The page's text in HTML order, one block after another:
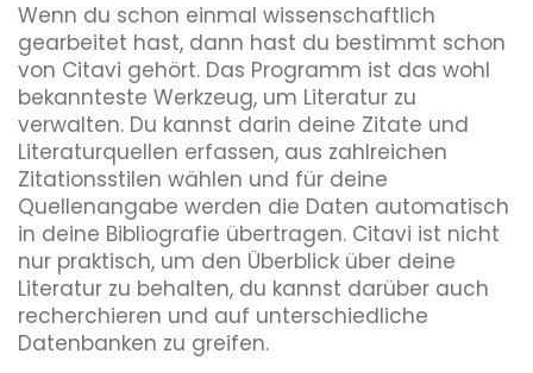
Wenn du schon einmal wissenschaftlich
gearbeitet hast, dann hast du bestimmt schon
von Citavi gehört. Das Programm ist das wohl
bekannteste Werkzeug, um Literatur zu
verwalten. Du kannst darin deine Zitate und
Literaturquellen erfassen, aus zahlreichen
Zitationsstilen wählen und für deine
Quellenangabe werden die Daten automatisch
in deine Bibliografie übertragen. Citavi ist nicht
nur praktisch, um den Überblick über deine
Literatur zu behalten, du kannst darüber auch
recherchieren und auf unterschiedliche
Datenbanken zu greifen.